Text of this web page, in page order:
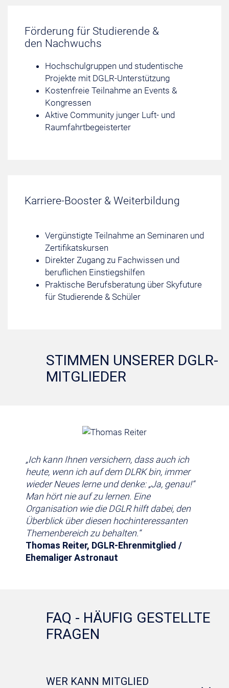
Förderung für Studierende &
den Nachwuchs
Hochschulgruppen und studentische
Projekte mit DGLR-Unterstützung
Kostenfreie Teilnahme an Events &
Kongressen
Aktive Community junger Luft- und
Raumfahrtbegeisterter
Karriere-Booster & Weiterbildung
Vergünstigte Teilnahme an Seminaren und
Zertifikatskursen
Direkter Zugang zu Fachwissen und
beruflichen Einstiegshilfen
Praktische Berufsberatung über Skyfuture
für Studierende & Schüler
STIMMEN UNSERER DGLR-
MITGLIEDER
„Ich kann Ihnen versichern, dass auch ich
heute, wenn ich auf dem DLRK bin, immer
wieder Neues lerne und denke: „Ja, genau!“
Man hört nie auf zu lernen. Eine
Organisation wie die DGLR hilft dabei, den
Überblick über diesen hochinteressanten
Themenbereich zu behalten.“
Thomas Reiter, DGLR-Ehrenmitglied /
Ehemaliger Astronaut
FAQ - HÄUFIG GESTELLTE
FRAGEN
WER KANN MITGLIED